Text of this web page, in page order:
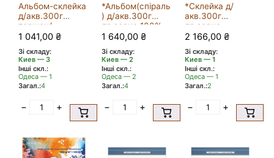
Альбом-склейка
д/акв.300г
торшон/
мелк.зерно
70%цел.+30%
бав.альб.форм.C
ardinal
Clairefontaine
10арк.А3
1 041,00 ₴
Зі складу:
Киев — 3
Інші скл.:
Одеса — 1
Загал.:4
− +
*Альбом(спіраль
) д/акв.300г
др.зерно 100%
бав..Wbndalbum
ColdPress
Fontaine
Clairefontaine
12арк.30х40
1 640,00 ₴
Зі складу:
Киев — 2
Інші скл.:
Одеса — 2
Загал.:4
− +
*Склейка д/
акв.300г
др.зерно
100%бав.Waterc
Clairefontaine
25арк.30х40
2 166,00 ₴
Зі складу:
Киев — 1
Інші скл.:
Одеса — 1
Загал.:2
− +